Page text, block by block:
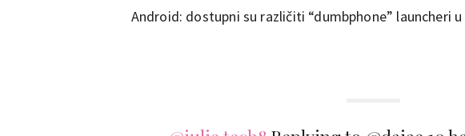
Android: dostupni su različiti “dumbphone” launcheri